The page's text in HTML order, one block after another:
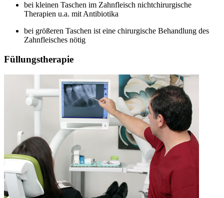
bei kleinen Taschen im Zahnfleisch nichtchirurgische
Therapien u.a. mit Antibiotika
bei größeren Taschen ist eine chirurgische Behandlung des
Zahnfleisches nötig
Füllungstherapie